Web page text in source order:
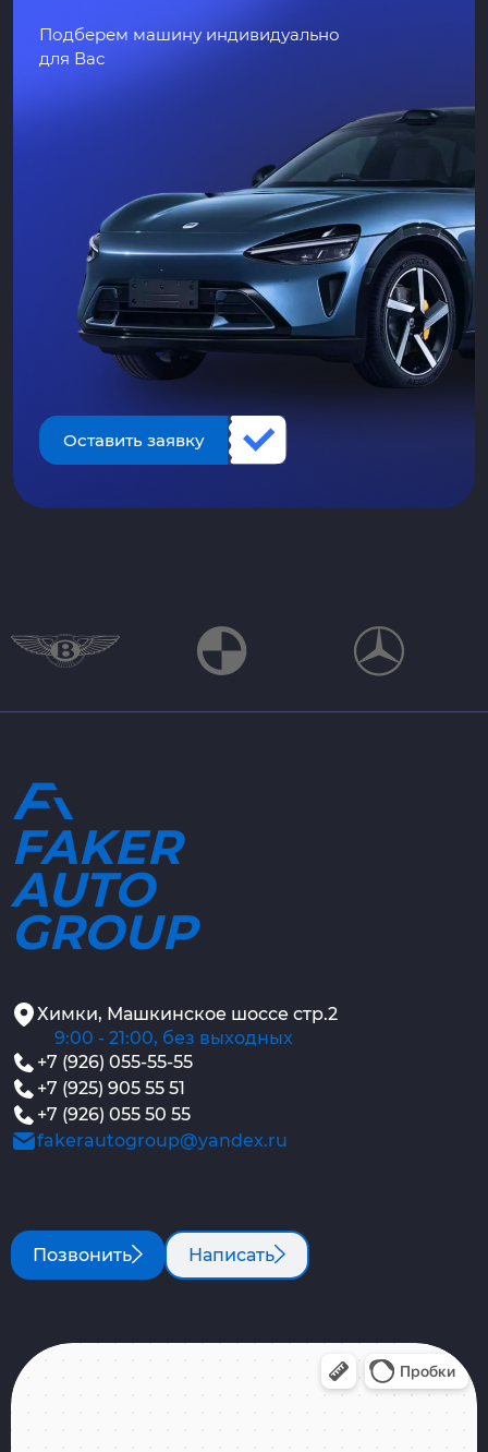
Подберем машину индивидуально
для Вас
Оставить заявку
FAKER
AUTO
GROUP
Химки, Машкинское шоссе стр.2
9:00 - 21:00, без выходных
+7 (926) 055-55-55
+7 (925) 905 55 51
+7 (926) 055 50 55
fakerautogroup@yandex.ru
Позвонить Написать